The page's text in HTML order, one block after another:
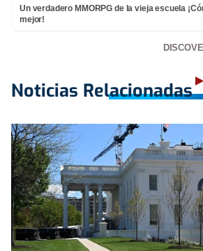
Un verdadero MMORPG de la vieja escuela
mejor!
Noticias Relacionadas